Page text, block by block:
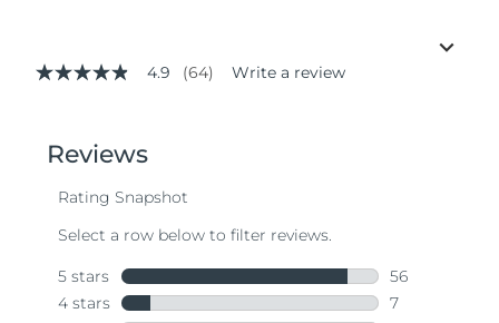
4.9
stars,
average
value.
Same
page
link.
4.9 (64) Write a review